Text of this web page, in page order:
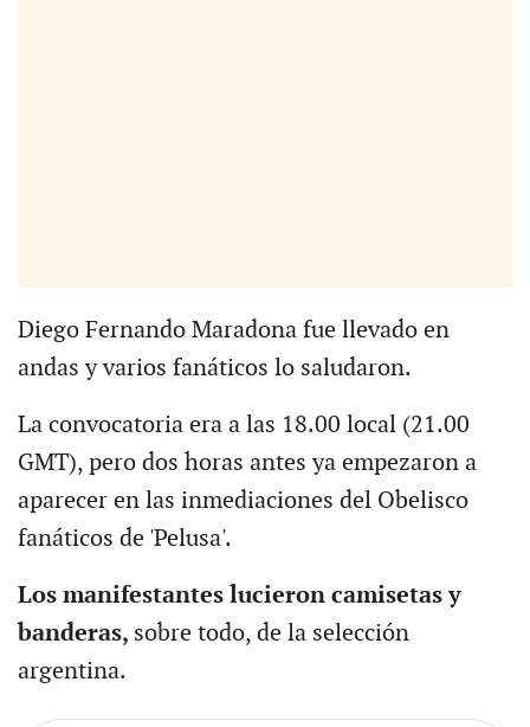
Diego Fernando Maradona fue llevado en
andas y varios fanáticos lo saludaron.
La convocatoria era a las 18.00 local (21.00
GMT), pero dos horas antes ya empezaron a
aparecer en las inmediaciones del Obelisco
fanáticos de 'Pelusa'.
Los manifestantes lucieron camisetas y
banderas, sobre todo, de la selección
argentina.